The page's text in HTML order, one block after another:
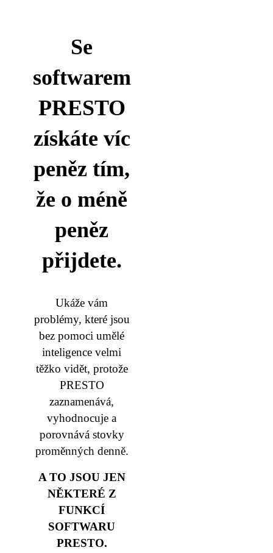
Se
softwarem
PRESTO
získáte víc
peněz tím,
že o méně
peněz
přijdete.
Ukáže vám
problémy, které jsou
bez pomoci umělé
inteligence velmi
těžko vidět, protože
PRESTO
zaznamenává,
vyhodnocuje a
porovnává stovky
proměnných denně.
A TO JSOU JEN
NĚKTERÉ Z
FUNKCÍ
SOFTWARU
PRESTO.